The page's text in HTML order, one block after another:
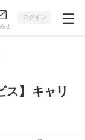
せ
ログイン
ス】 キャリ